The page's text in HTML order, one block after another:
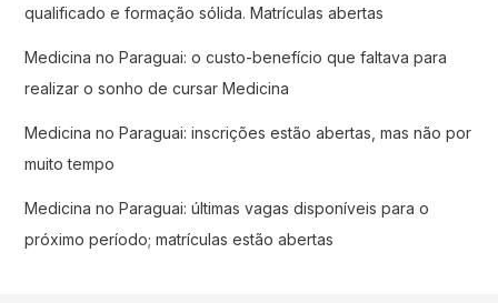
qualificado e formação sólida. Matrículas abertas
Medicina no Paraguai: o custo-benefício que faltava para
realizar o sonho de cursar Medicina
Medicina no Paraguai: inscrições estão abertas, mas não por
muito tempo
Medicina no Paraguai: últimas vagas disponíveis para o
próximo período; matrículas estão abertas